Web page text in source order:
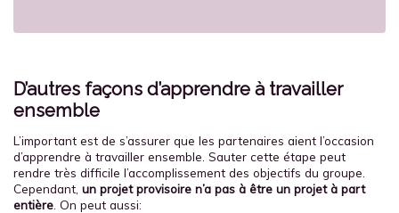
D’autres façons d’apprendre à travailler
ensemble
L’important est de s’assurer que les partenaires aient l’occasion
d’apprendre à travailler ensemble. Sauter cette étape peut
rendre très difficile l’accomplissement des objectifs du groupe.
Cependant, un projet provisoire n’a pas à être un projet à part
entière . On peut aussi: